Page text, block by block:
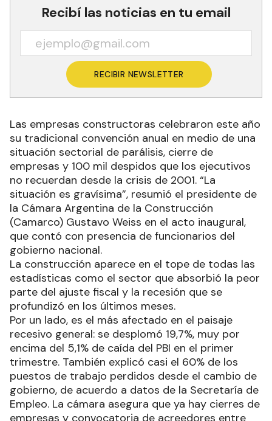
Recibí las noticias en tu email
RECIBIR NEWSLETTER
Las empresas constructoras celebraron este año
su tradicional convención anual en medio de una
situación sectorial de parálisis, cierre de
empresas y 100 mil despidos que los ejecutivos
no recuerdan desde la crisis de 2001. “La
situación es gravísima”, resumió el presidente de
la Cámara Argentina de la Construcción
(Camarco) Gustavo Weiss en el acto inaugural,
que contó con presencia de funcionarios del
gobierno nacional.
La construcción aparece en el tope de todas las
estadísticas como el sector que absorbió la peor
parte del ajuste fiscal y la recesión que se
profundizó en los últimos meses.
Por un lado, es el más afectado en el paisaje
recesivo general: se desplomó 19,7%, muy por
encima del 5,1% de caída del PBI en el primer
trimestre. También explicó casi el 60% de los
puestos de trabajo perdidos desde el cambio de
gobierno, de acuerdo a datos de la Secretaría de
Empleo. La cámara asegura que ya hay cierres de
empresas y convocatoria de acreedores entre